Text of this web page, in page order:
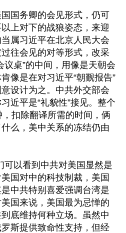
国务卿的会见形式，仍可
上对下的战狼姿态，来迎
属习近平在北京人民大会
往会见的对等形式，改采
议桌”的中间，用像是天朝会
像是在对习近平“朝觐报告”
设计为之。中共外交部会
近平是“礼貌性”接见。整个
扣除翻译所需的时间，俩
么，美中关系的冻结仍由
可以看到中共对美国显然是
国对中的科技制裁，美国
中共特别喜爱强调台湾是
国来说，美国最为忌惮的
底维持何种立场。虽然中
斯提供致命性支持，但经